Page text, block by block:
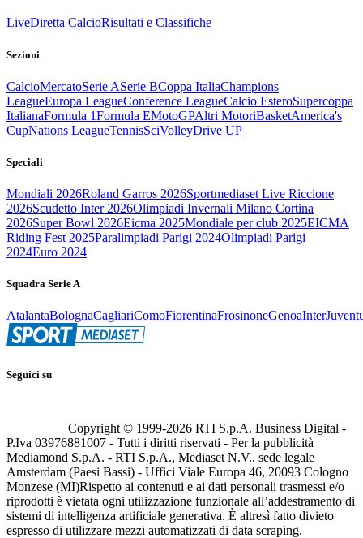
LiveDiretta CalcioRisultati e Classifiche
Sezioni
CalcioMercatoSerie ASerie BCoppa ItaliaChampions
LeagueEuropa LeagueConference LeagueCalcio EsteroSupercoppa
ItalianaFormula 1Formula EMotoGPAltri MotoriBasketAmerica's
CupNations LeagueTennisSciVolleyDrive UP
Speciali
Mondiali 2026Roland Garros 2026Sportmediaset Live Riccione
2026Scudetto Inter 2026Olimpiadi Invernali Milano Cortina
2026Super Bowl 2026Eicma 2025Mondiale per club 2025EICMA
Riding Fest 2025Paralimpiadi Parigi 2024Olimpiadi Parigi
2024Euro 2024
Squadra Serie A
AtalantaBolognaCagliariComoFiorentinaFrosinoneGenoaInter
Seguici su
Copyright © 1999-2026 RTI S.p.A. Business Digital -
P.Iva 03976881007 - Tutti i diritti riservati - Per la pubblicità
Mediamond S.p.A. - RTI S.p.A., Mediaset N.V., sede legale
Amsterdam (Paesi Bassi) - Uffici Viale Europa 46, 20093 Cologno
Monzese (MI)Rispetto ai contenuti e ai dati personali trasmessi e/o
riprodotti è vietata ogni utilizzazione funzionale all’addestramento di
sistemi di intelligenza artificiale generativa. È altresì fatto divieto
espresso di utilizzare mezzi automatizzati di data scraping.